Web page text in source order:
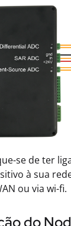
se de ter
à sua
ou via wi-fi.
do